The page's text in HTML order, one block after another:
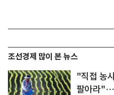
조선경제 많이 본 뉴스
"직접 농
팔아라"…